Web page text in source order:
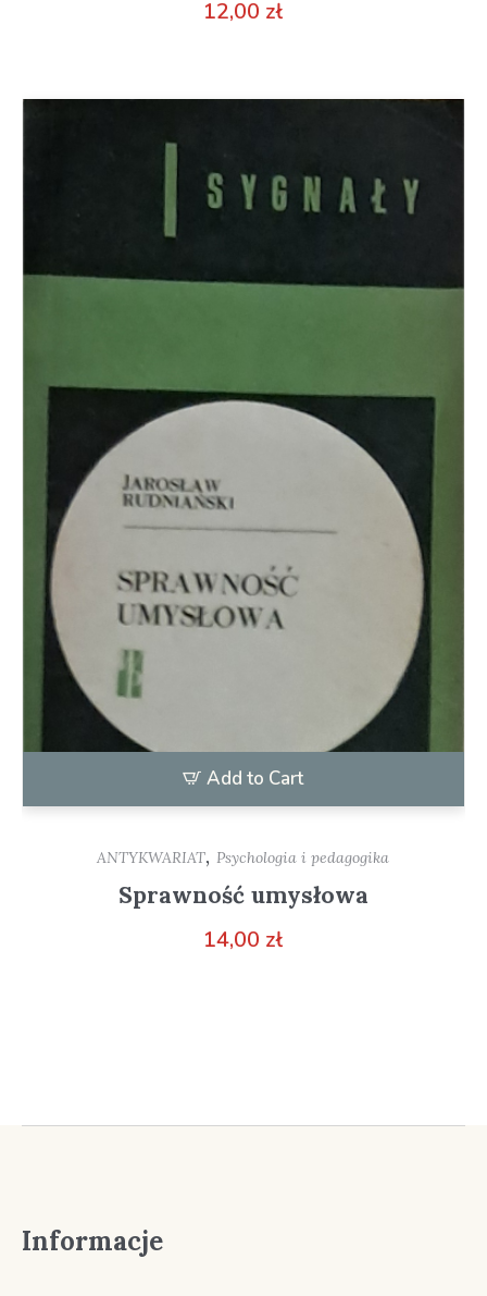
12,00 zł
Add to Cart
ANTYKWARIAT, Psychologia i pedagogika
Sprawność umysłowa
14,00 zł
Informacje